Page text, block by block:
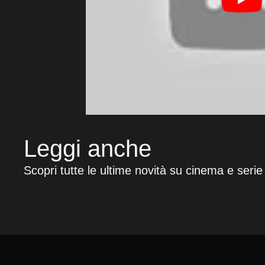
Leggi anche
Scopri tutte le ultime novità su cinema e serie